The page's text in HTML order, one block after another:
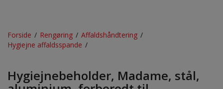
Forside / Rengøring / Affaldshåndtering /
Hygiejne affaldsspande /
Hygiejnebeholder, Madame, stål,